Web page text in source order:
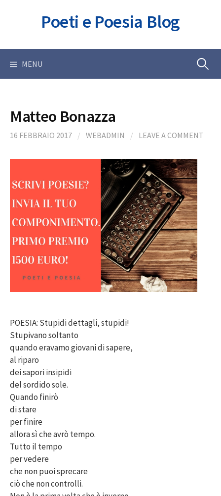
Poeti e Poesia Blog
MENU Ricerca
Matteo Bonazza
16 FEBBRAIO 2017 / WEBADMIN / LEAVE A COMMENT
POESIA: Stupidi dettagli, stupidi!
Stupivano soltanto
quando eravamo giovani di sapere,
al riparo
dei sapori insipidi
del sordido sole.
Quando finirò
di stare
per finire
allora sì che avrò tempo.
Tutto il tempo
per vedere
che non puoi sprecare
ciò che non controlli.